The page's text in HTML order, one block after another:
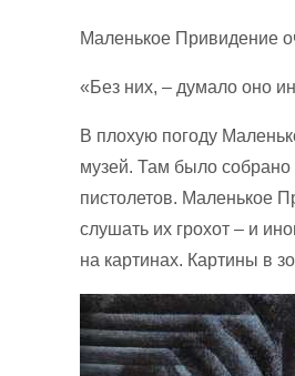
Маленькое Привидение
«Без них, – думало оно
В плохую погоду
музей. Там было собрано
пистолетов. Маленькое
слушать их грохот – и
на картинах. Картины в